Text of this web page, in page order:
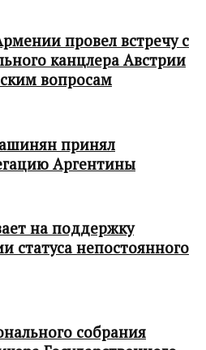
провел встречу с
канцлера Австрии
вопросам
принял
Аргентины
на поддержку
статуса непостоянного
собрания